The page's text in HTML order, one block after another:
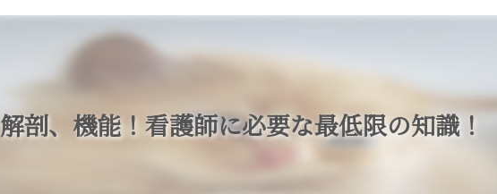
解剖、機能！看護師に必要な最低限の知識！